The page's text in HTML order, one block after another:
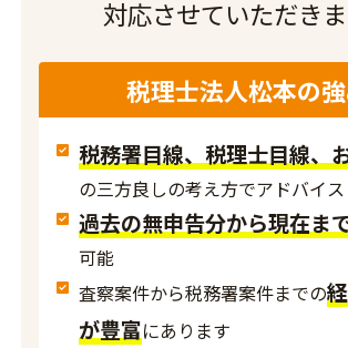
対応させていただきま
税理士法人松本の
税務署目線、税理士目線、
の三方良しの考え方でアドバイス
過去の無申告分から現在ま
可能
査察案件から税務署案件までの
が豊富にあります